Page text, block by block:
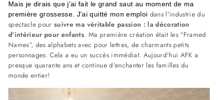
Mais je dirais que j'ai fait le grand saut au moment de ma
première grossesse. J'ai quitté mon emploi dans l'industrie du
spectacle poursuivre ma véritable passion : la décoration
d'intérieur pour enfants. Ma première création était les “Framed
Names”, des alphabets avec pour lettres, de charmants petits
personnages. Cela a eu un succès immédiat. Aujourd'hui AFK a
presque quarante ans et continue d'enchanter les familles du
monde entier!